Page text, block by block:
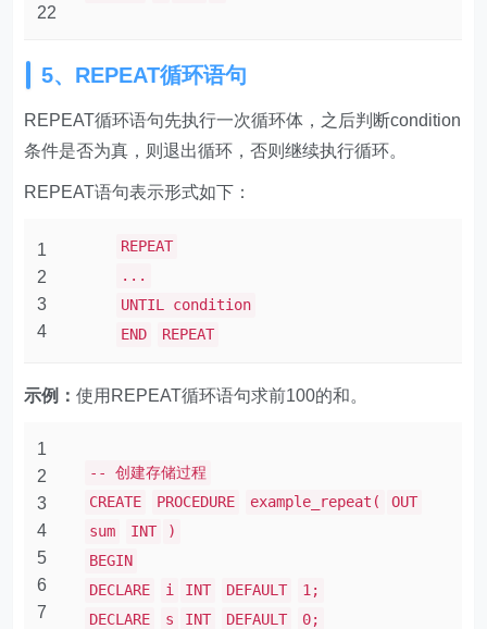
22
5、REPEAT循环语句
REPEAT循环语句先执行一次循环体，之后判断condition
条件是否为真，则退出循环，否则继续执行循环。
REPEAT语句表示形式如下：
1
2
3
4
REPEAT
...
UNTIL condition
END
REPEAT
示例：使用REPEAT循环语句求前100的和。
1
2
3
4
5
6
7
-- 创建存储过程
CREATE
PROCEDURE example_repeat(
OUT
sum
INT
)
BEGIN
DECLARE
i INT DEFAULT
1;
DECLARE
s INT DEFAULT
0;